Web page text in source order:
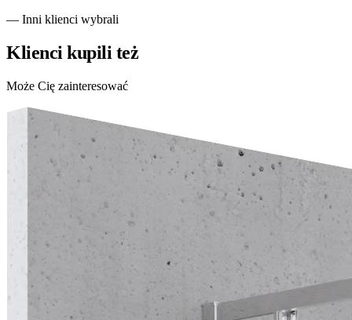
— Inni klienci wybrali
Klienci kupili też
Może Cię zainteresować